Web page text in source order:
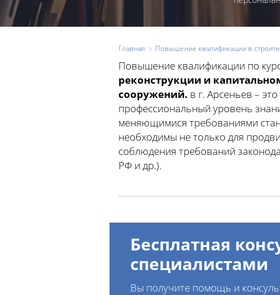
Главная Повышение квалификации в
Повышение квалификации по
реконструкции и
сооружений. в г. Арсеньев –
профессиональный уровень
меняющимися требованиями
необходимы не только для
соблюдения требований
РФ и др.).
Бесплатная
специалистами
Вы получите помощь и